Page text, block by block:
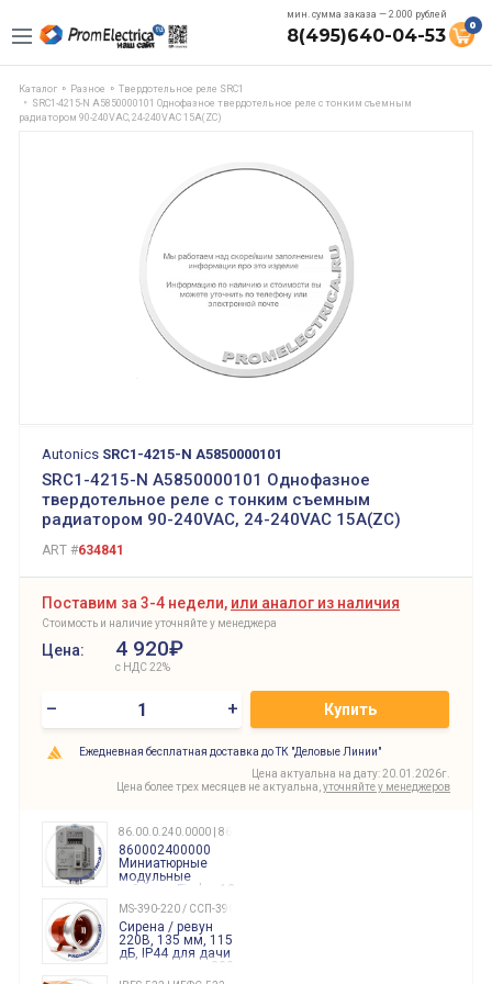
мин. сумма заказа — 2.000 рублей
8(495)640-04-53 0
Каталог Разное
Твердотельное реле SRC1
SRC1-4215-N A5850000101 Однофазное твердотельное реле с тонким съемным
радиатором 90-240VAC, 24-240VAC 15A(ZC)
Autonics SRC1-4215-N A5850000101
SRC1-4215-N A5850000101 Однофазное
твердотельное реле с тонким съемным
радиатором 90-240VAC, 24-240VAC 15A(ZC)
ART #634841
Поставим за 3-4 недели, или аналог из наличия
Стоимость и наличие уточняйте у менеджера
Цена: 4 920₽
с НДС 22%
– + Купить
Ежедневная бесплатная доставка до ТК "Деловые Линии"
Цена актуальна на дату: 20.01.2026г.
Цена более трех месяцев не актуальна, уточняйте у менеджеров
86.00.0.240.0000 | 860002400000
860002400000
Миниатюрные
модульные
таймеры Finder, 12-
240 Вольт AC/DC
Finder
86.00.0.240.0000
MS-390-220 / ССП-390 220В
Сирена / ревун
220В, 135 мм, 115
дБ, IP44 для дачи
производства 220
Вольт звук ситены